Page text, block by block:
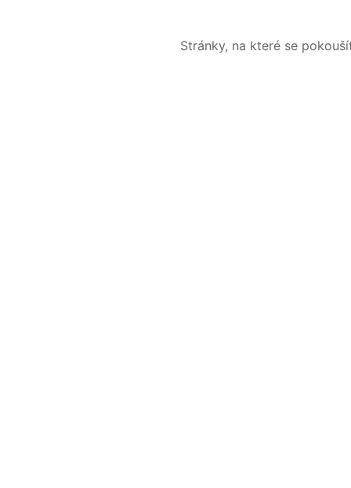
Stránky, na které se